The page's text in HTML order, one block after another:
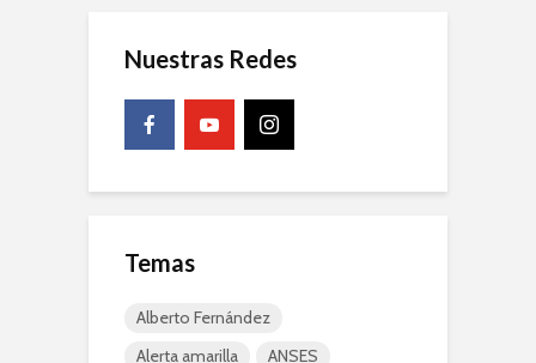
Nuestras Redes
Temas
Alberto Fernández
Alerta amarilla
ANSES